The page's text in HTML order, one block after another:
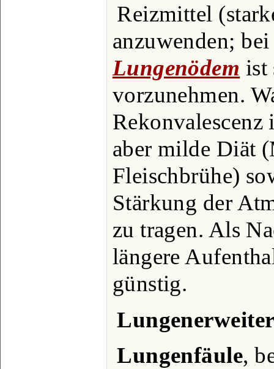
Reizmittel
anzuwenden;
Lungenödem ist
vorzunehmen.
Rekonvalescenz
aber milde Diät
Fleischbrühe)
Stärkung der
zu tragen. Als
längere
günstig.
Lungenfäule,